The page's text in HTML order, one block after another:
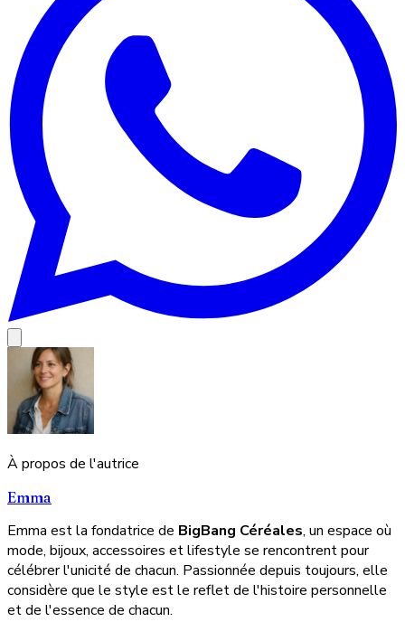
À propos de l'autrice
Emma
Emma est la fondatrice de BigBang Céréales, un espace où
mode, bijoux, accessoires et lifestyle se rencontrent pour
célébrer l'unicité de chacun. Passionnée depuis toujours, elle
considère que le style est le reflet de l'histoire personnelle
et de l'essence de chacun.